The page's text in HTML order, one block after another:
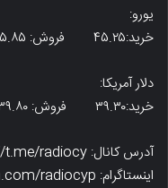
یورو:
خرید:۴۵.۲۵ فروش: ۴۵.۸۵
دلار آمریکا:
خرید:۳۹.۳۰ فروش: ۳۹.۸۰
آدرس کانال: https://t.me/radiocy
اینستاگرام: instagram.com/radiocyp